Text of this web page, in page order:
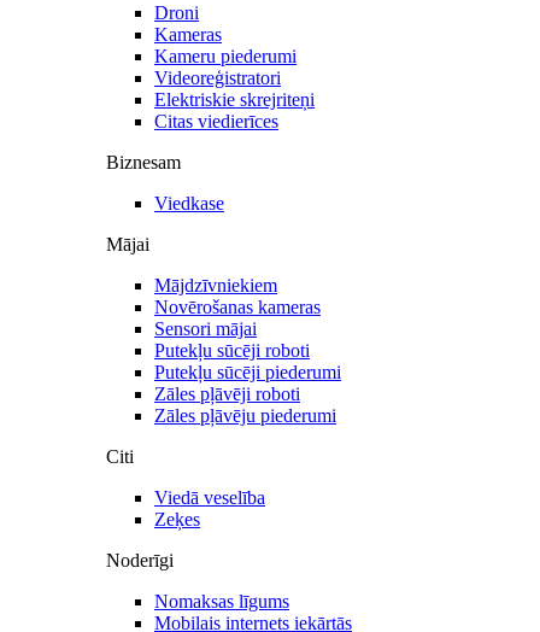
Droni
Kameras
Kameru piederumi
Videoreģistratori
Elektriskie skrejriteņi
Citas viedierīces
Biznesam
Viedkase
Mājai
Mājdzīvniekiem
Novērošanas kameras
Sensori mājai
Putekļu sūcēji roboti
Putekļu sūcēji piederumi
Zāles pļāvēji roboti
Zāles pļāvēju piederumi
Citi
Viedā veselība
Zeķes
Noderīgi
Nomaksas līgums
Mobilais internets iekārtās